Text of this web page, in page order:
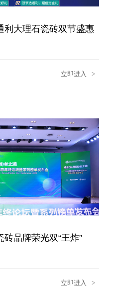
利大理石瓷砖双节盛惠
立即进入 >
品牌荣光双“王炸”
立即进入 >